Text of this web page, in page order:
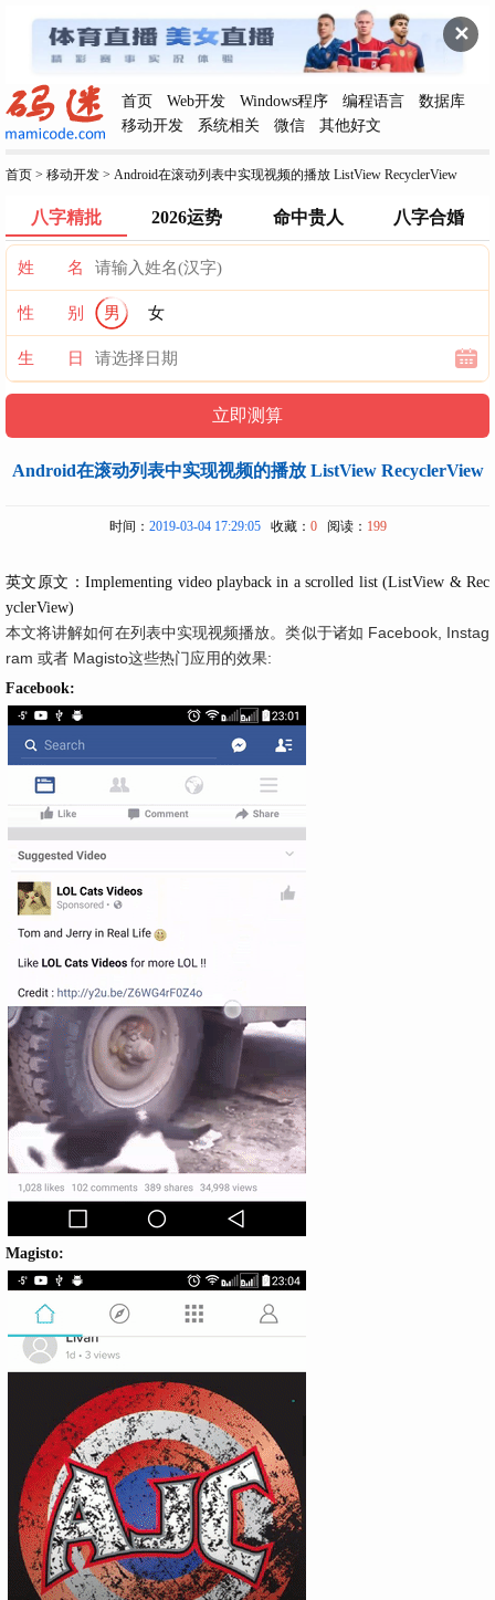
✕
首页 Web开发 Windows程序 编程语言
数据库
移动开发
系统相关 微信 其他好文
首页 > 移动开发 > Android在滚动列表中实现视频的播放 ListView RecyclerView
八字精批 2026运势 命中贵人 八字合婚
姓 名
性 别 男 女
生 日
Android在滚动列表中实现视频的播放 ListView RecyclerView
时间： 2019-03-04 17:29:05收藏： 0阅读： 199
英文原文：Implementing video playback in a scrolled list (ListView & Rec
yclerView)
本文将讲解如何在列表中实现视频播放。类似于诸如 Facebook, Instag
ram 或者 Magisto这些热门应用的效果:
Facebook:
Magisto: